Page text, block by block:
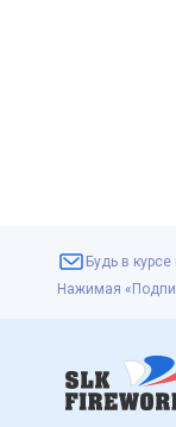
Будь в
Нажимая